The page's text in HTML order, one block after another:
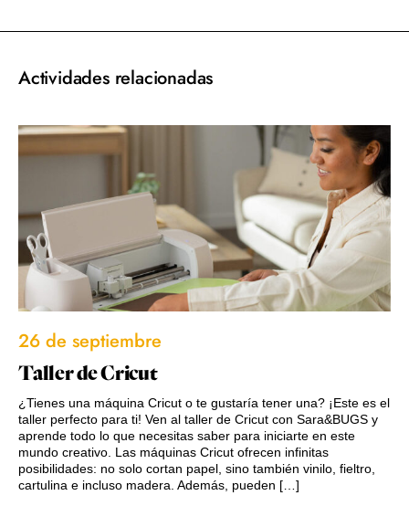
Actividades relacionadas
26 de septiembre
Taller de Cricut
¿Tienes una máquina Cricut o te gustaría tener una? ¡Este es el
taller perfecto para ti! Ven al taller de Cricut con Sara&BUGS y
aprende todo lo que necesitas saber para iniciarte en este
mundo creativo. Las máquinas Cricut ofrecen infinitas
posibilidades: no solo cortan papel, sino también vinilo, fieltro,
cartulina e incluso madera. Además, pueden […]